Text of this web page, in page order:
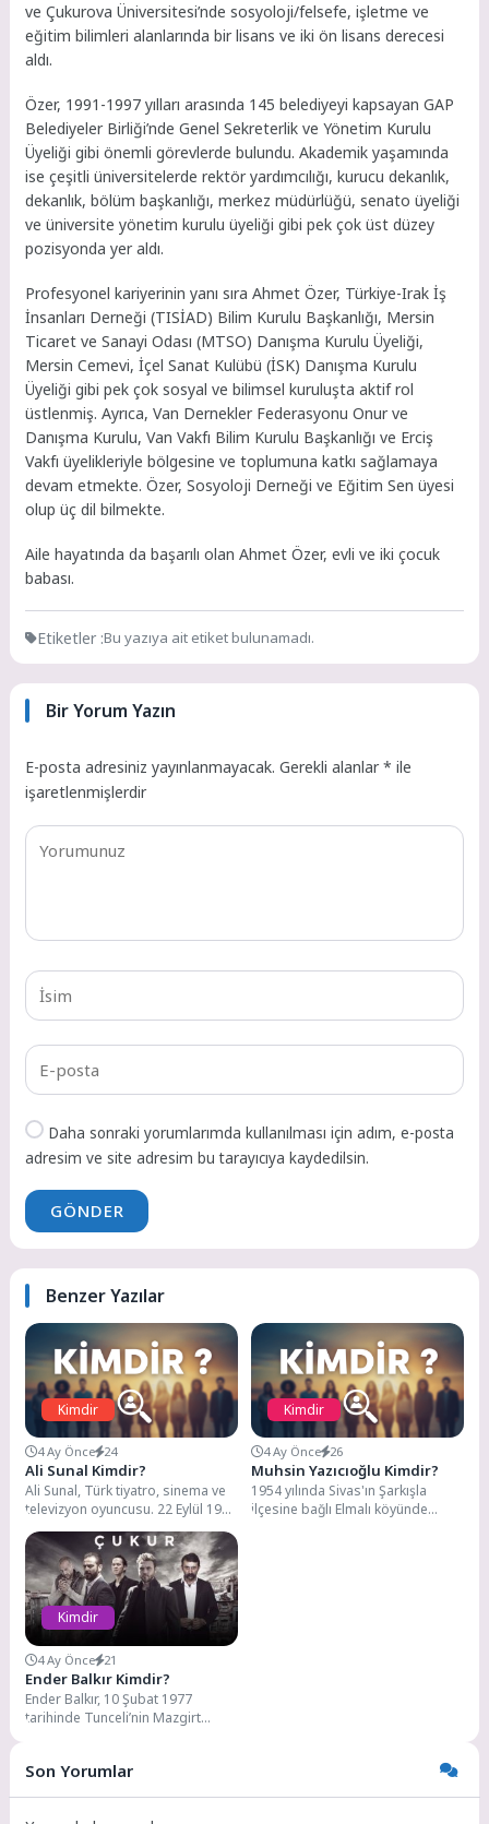
ve Çukurova Üniversitesi’nde sosyoloji/felsefe, işletme ve
eğitim bilimleri alanlarında bir lisans ve iki ön lisans derecesi
aldı.
Özer, 1991-1997 yılları arasında 145 belediyeyi kapsayan GAP
Belediyeler Birliği’nde Genel Sekreterlik ve Yönetim Kurulu
Üyeliği gibi önemli görevlerde bulundu. Akademik yaşamında
ise çeşitli üniversitelerde rektör yardımcılığı, kurucu dekanlık,
dekanlık, bölüm başkanlığı, merkez müdürlüğü, senato üyeliği
ve üniversite yönetim kurulu üyeliği gibi pek çok üst düzey
pozisyonda yer aldı.
Profesyonel kariyerinin yanı sıra Ahmet Özer, Türkiye-Irak İş
İnsanları Derneği (TISİAD) Bilim Kurulu Başkanlığı, Mersin
Ticaret ve Sanayi Odası (MTSO) Danışma Kurulu Üyeliği,
Mersin Cemevi, İçel Sanat Kulübü (İSK) Danışma Kurulu
Üyeliği gibi pek çok sosyal ve bilimsel kuruluşta aktif rol
üstlenmiş. Ayrıca, Van Dernekler Federasyonu Onur ve
Danışma Kurulu, Van Vakfı Bilim Kurulu Başkanlığı ve Erciş
Vakfı üyelikleriyle bölgesine ve toplumuna katkı sağlamaya
devam etmekte. Özer, Sosyoloji Derneği ve Eğitim Sen üyesi
olup üç dil bilmekte.
Aile hayatında da başarılı olan Ahmet Özer, evli ve iki çocuk
babası.
Etiketler :Bu yazıya ait etiket bulunamadı.
Bir Yorum Yazın
E-posta adresiniz yayınlanmayacak. Gerekli alanlar* ile
işaretlenmişlerdir
Daha sonraki yorumlarımda kullanılması için adım, e-posta
adresim ve site adresim bu tarayıcıya kaydedilsin.
GÖNDER
Benzer Yazılar
Kimdir
4 Ay Önce 24
Ali Sunal Kimdir?
Ali Sunal, Türk tiyatro, sinema ve
televizyon oyuncusu. 22 Eylül 1977
tarihinde İstanbul'da doğdu.
Ünlü...
Kimdir
4 Ay Önce 26
Muhsin Yazıcıoğlu Kimdir?
1954 yılında Sivas'ın Şarkışla
ilçesine bağlı Elmalı köyünde
Kimdir
4 Ay Önce 21
Ender Balkır Kimdir?
Ender Balkır, 10 Şubat 1977
tarihinde Tunceli’nin Mazgirt
Son Yorumlar